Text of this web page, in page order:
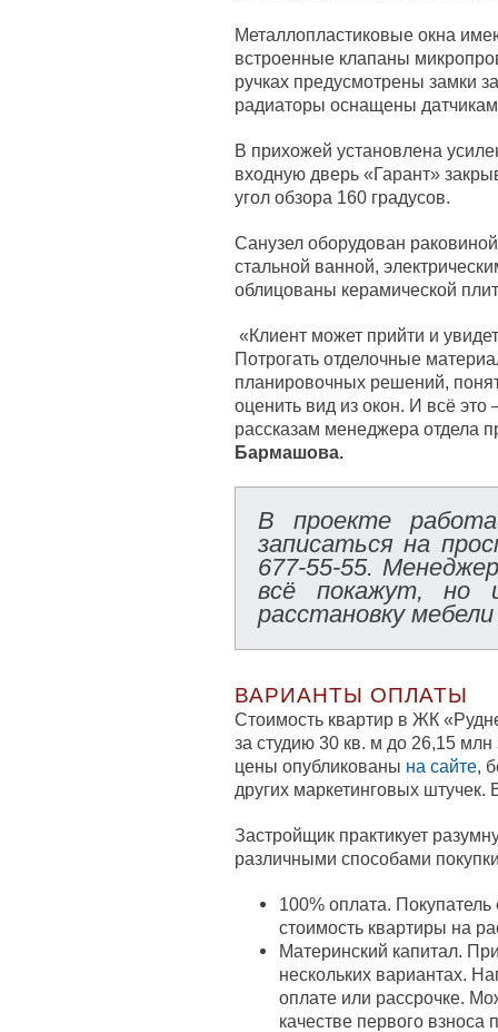
Металлопластиковые окна
встроенные клапаны
ручках предусмотрены замки
радиаторы оснащены
В прихожей установлена
входную дверь «Гарант»
угол обзора 160 градусов.
Санузел оборудован
стальной ванной,
облицованы керамической
«Клиент может прийти и
Потрогать отделочные
планировочных решений,
оценить вид из окон. И всё
рассказам менеджера отдела
Бармашова.
В проекте
записаться на
677-55-55.
всё покажут, но
расстановку
ВАРИАНТЫ ОПЛАТЫ
Стоимость квартир в ЖК
за студию 30 кв. м до 26,15
цены опубликованы на сайте,
других маркетинговых штучек.
Застройщик практикует
различными способами
100% оплата.
стоимость квартиры на
Материнский капитал.
нескольких вариантах.
оплате или рассрочке.
качестве первого взноса